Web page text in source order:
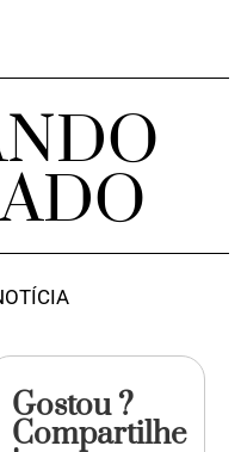
Gostou ?
Compartilhe